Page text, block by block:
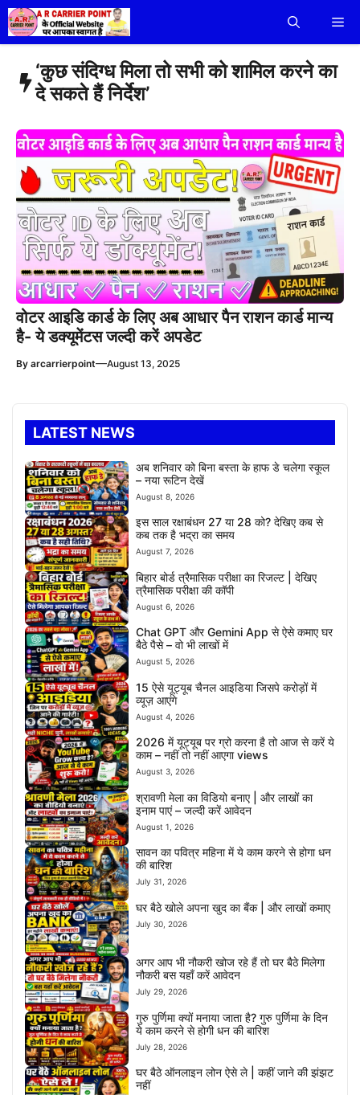
Skip
to
content
‘कुछ संदिग्ध मिला तो सभी को शामिल करने का
दे सकते हैं निर्देश’
वोटर आइडि कार्ड के लिए अब आधार पैन राशन कार्ड मान्य
है- ये डक्यूमेंटस जल्दी करें अपडेट
By arcarrierpoint—August 13, 2025
LATEST NEWS
अब शनिवार को बिना बस्ता के हाफ डे चलेगा स्कूल
– नया रूटिन देखें
August 8, 2026
इस साल रक्षाबंधन 27 या 28 को? देखिए कब से
कब तक है भद्रा का समय
August 7, 2026
बिहार बोर्ड त्रैमासिक परीक्षा का रिजल्ट | देखिए
त्रैमासिक परीक्षा की कॉपी
August 6, 2026
Chat GPT और Gemini App से ऐसे कमाए घर
बैठे पैसे – वो भी लाखों में
August 5, 2026
15 ऐसे यूट्यूब चैनल आइडिया जिसपे करोड़ों में
व्यूज़ आएंगे
August 4, 2026
2026 में यूट्यूब पर ग्रो करना है तो आज से करें ये
काम – नहीं तो नहीं आएगा views
August 3, 2026
श्रावणी मेला का विडियो बनाए | और लाखों का
इनाम पाएं – जल्दी करें आवेदन
August 1, 2026
सावन का पवित्र महिना में ये काम करने से होगा धन
की बारिश
July 31, 2026
घर बैठे खोले अपना खुद का बैंक | और लाखों कमाए
July 30, 2026
अगर आप भी नौकरी खोज रहे हैं तो घर बैठे मिलेगा
नौकरी बस यहाँ करें आवेदन
July 29, 2026
गुरु पुर्णिमा क्यों मनाया जाता है? गुरु पुर्णिमा के दिन
ये काम करने से होगी धन की बारिश
July 28, 2026
घर बैठे ऑनलाइन लोन ऐसे ले | कहीं जाने की झंझट
नहीं